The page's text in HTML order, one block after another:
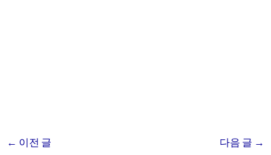
← 이전 글 다음 글 →